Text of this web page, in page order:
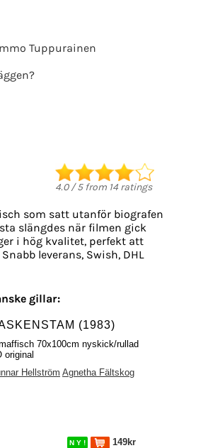
Tuppurainen
4.0/5from 14 ratings
som satt utanför biografen
slängdes när filmen gick
i hög kvalitet, perfekt att
leverans, Swish, DHL
gillar:
(1983)
70x100cm nyskick/rullad
original
Hellström Agnetha Fältskog
N Y ! 149kr